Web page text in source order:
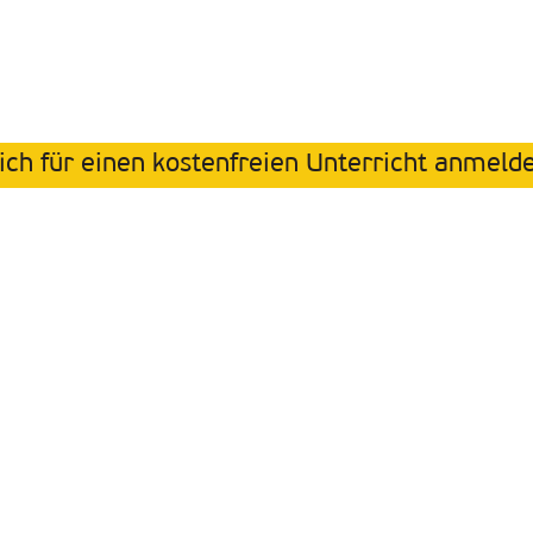
für einen kostenfreien Unterricht